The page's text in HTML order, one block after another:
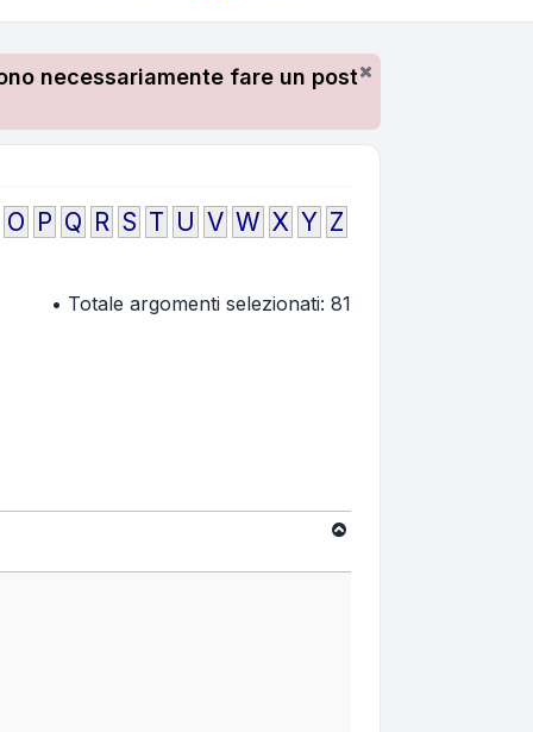
necessariamente fare un post
O P Q R S T U V W X Y Z
• Totale argomenti selezionati: 81